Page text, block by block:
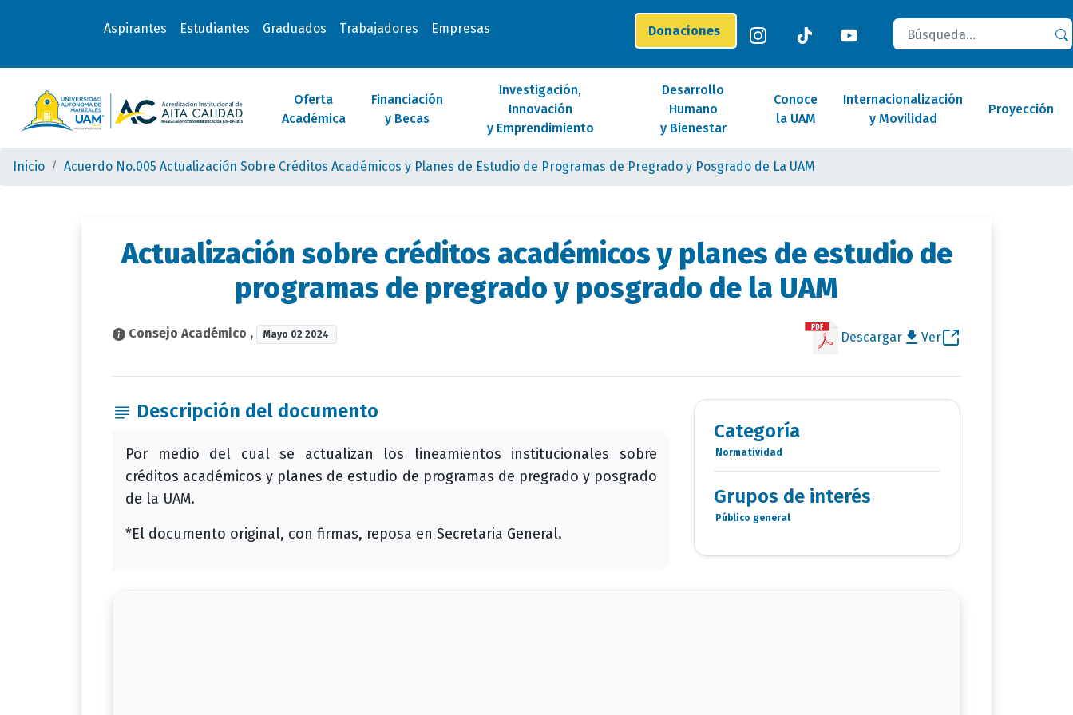
Aspirantes Estudiantes Graduados Trabajadores Empresas Donaciones
Buscar
Oferta
Académica
Financiación
y Becas
Investigación,
Innovación
y Emprendimiento
Desarrollo
Humano
y Bienestar
Conoce
la UAM
Internacionalización
y Movilidad
Proyección
Inicio Acuerdo No.005 Actualización Sobre Créditos Académicos y Planes de Estudio de Programas de Pregrado y Posgrado de La UAM
Actualización sobre créditos académicos y planes de estudio de
programas de pregrado y posgrado de la UAM
Consejo Académico , Mayo 02 2024 Descargar Ver
Descripción del documento
Por medio del cual se actualizan los lineamientos institucionales sobre
créditos académicos y planes de estudio de programas de pregrado y posgrado
de la UAM.
*El documento original, con firmas, reposa en Secretaria General.
Categoría
Categoria
Documentos
Normatividad
Grupos de interés
Grupo
interés
Público general